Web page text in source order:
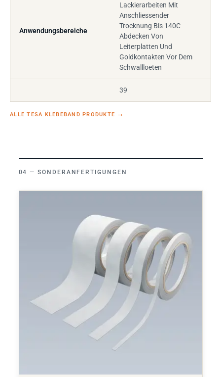
Anwendungsbereiche
Lackierarbeiten Mit
Anschliessender
Trocknung Bis 140C
Abdecken Von
Leiterplatten Und
Goldkontakten Vor Dem
Schwallloeten
39
ALLE TESA KLEBEBAND PRODUKTE →
SONDERANFERTIGUNGEN